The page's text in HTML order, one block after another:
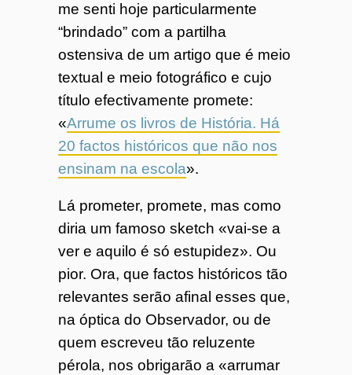
me senti hoje particularmente
“brindado” com a partilha
ostensiva de um artigo que é meio
textual e meio fotográfico e cujo
título efectivamente promete:
«Arrume os livros de História. Há
20 factos históricos que não nos
ensinam na escola».
Lá prometer, promete, mas como
diria um famoso sketch «vai-se a
ver e aquilo é só estupidez». Ou
pior. Ora, que factos históricos tão
relevantes serão afinal esses que,
na óptica do Observador, ou de
quem escreveu tão reluzente
pérola, nos obrigarão a «arrumar